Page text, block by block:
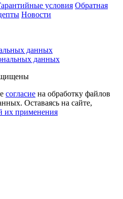
условия Обратная
Новости
данных
данных
согласие на обработку файлов
Оставаясь на сайте,
их применения